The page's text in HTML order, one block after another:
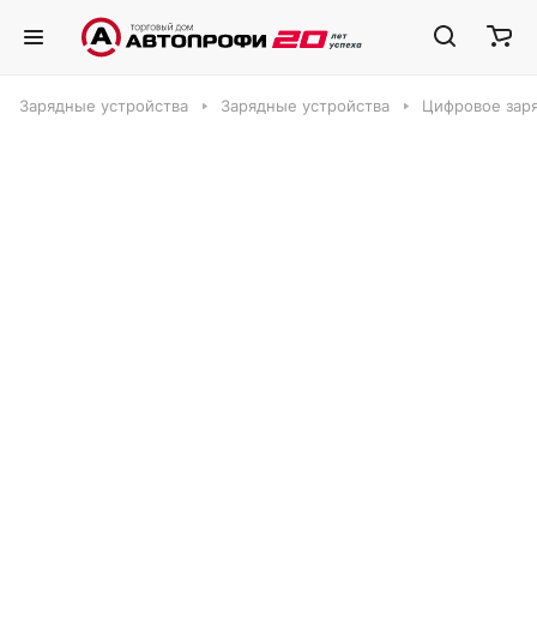
Зарядные устройства Зарядные устройства Цифровое